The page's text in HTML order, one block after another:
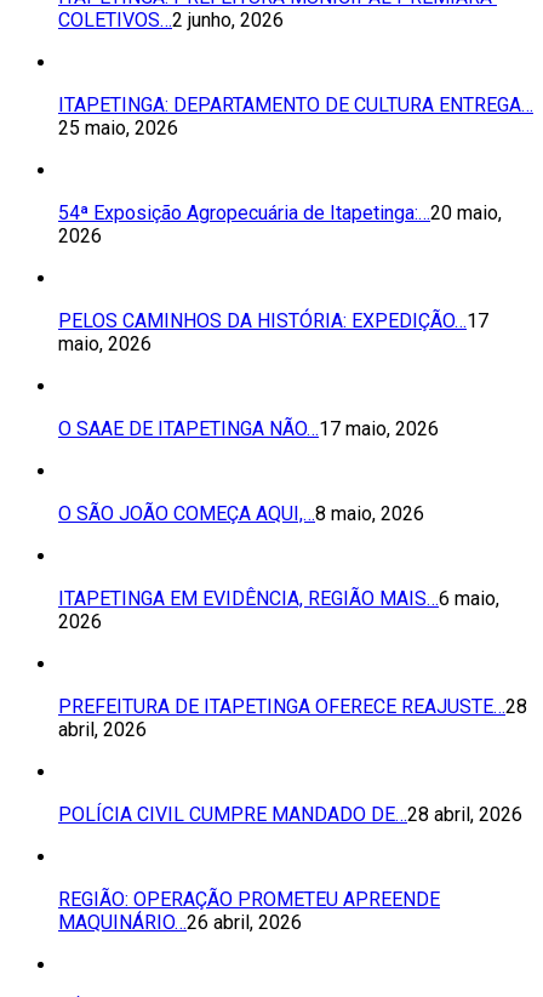
COLETIVOS…2 junho, 2026
ITAPETINGA: DEPARTAMENTO DE CULTURA ENTREGA…
25 maio, 2026
54ª Exposição Agropecuária de Itapetinga:…20 maio,
2026
PELOS CAMINHOS DA HISTÓRIA: EXPEDIÇÃO…17
maio, 2026
O SAAE DE ITAPETINGA NÃO…17 maio, 2026
O SÃO JOÃO COMEÇA AQUI,…8 maio, 2026
ITAPETINGA EM EVIDÊNCIA, REGIÃO MAIS…6 maio,
2026
PREFEITURA DE ITAPETINGA OFERECE REAJUSTE…28
abril, 2026
POLÍCIA CIVIL CUMPRE MANDADO DE…28 abril, 2026
REGIÃO: OPERAÇÃO PROMETEU APREENDE
MAQUINÁRIO…26 abril, 2026